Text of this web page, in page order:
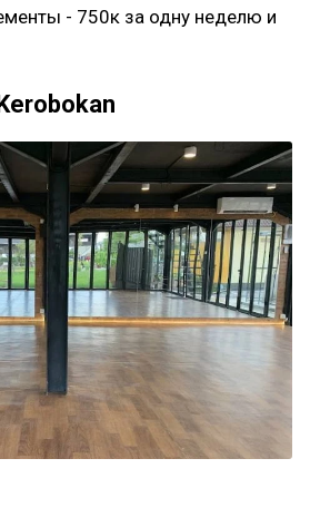
- 750к за одну неделю и